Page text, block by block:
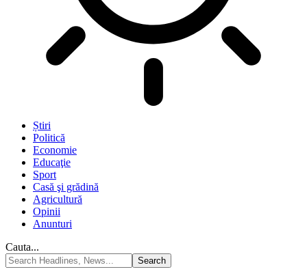
Știri
Politică
Economie
Educaţie
Sport
Casă şi grădină
Agricultură
Opinii
Anunturi
Cauta...